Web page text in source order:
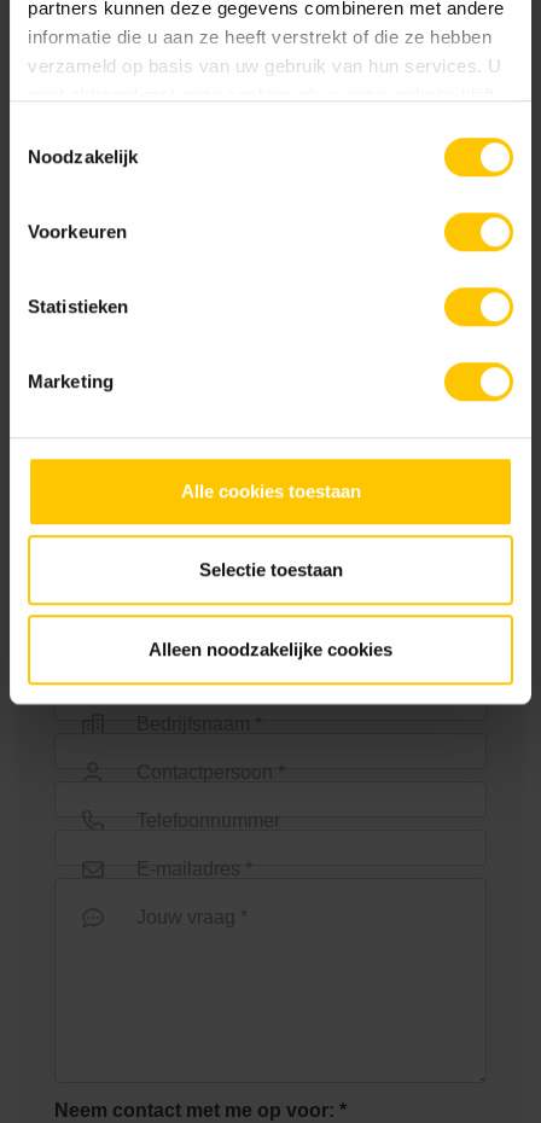
partners kunnen deze gegevens combineren met andere
informatie die u aan ze heeft verstrekt of die ze hebben
verzameld op basis van uw gebruik van hun services. U
Noodzakelijk
Voorkeuren
Statistieken
Marketing
Alle cookies toestaan
Selectie toestaan
Alleen noodzakelijke cookies
Contactpersoon *
Telefoonnummer
E-mailadres *
Jouw vraag *
Neem contact met me op voor: *